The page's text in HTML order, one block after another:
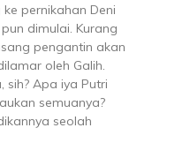
pernikahan Deni
dimulai. Kurang
pengantin akan
oleh Galih.
sih? Apa iya Putri
semuanya?
seolah